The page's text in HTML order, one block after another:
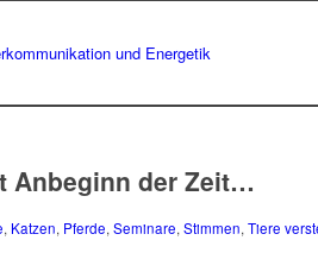
Anbeginn der Zeit…
, Katzen, Pferde, Seminare, Stimmen, Tiere